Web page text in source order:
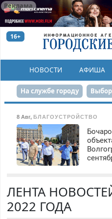
Реклама
16+
НОВОСТИ АФИША
На службе городу
Сталинград в сердце
Набережная День
80-летие Победы
8 Авг, БЛАГОУСТРОЙСТВО
ЛЕНТА
2022 ГОДА